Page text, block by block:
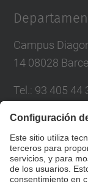
Campus
14 08028
Tel. : 93 405 44
Correo:
Directorio UPC
Formulario de